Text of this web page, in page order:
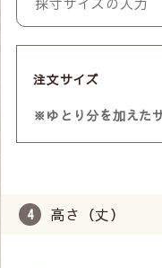
注文サイズ
※ゆとり分を加えた
高さ（丈）